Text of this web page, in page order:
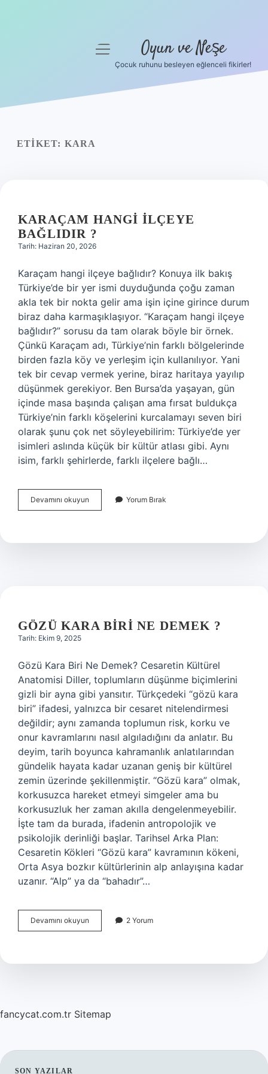
Yasal Uyarı
menüyü
Oyun ve Neşe
Çocuk ruhunu besleyen eğlenceli fikirler!
ETIKET: KARA
KARAÇAM HANGI ILÇEYE
BAĞLIDIR ?
Tarih: Haziran 20, 2026
Karaçam hangi ilçeye bağlıdır? Konuya ilk bakış
Türkiye’de bir yer ismi duyduğunda çoğu zaman
akla tek bir nokta gelir ama işin içine girince durum
biraz daha karmaşıklaşıyor. “Karaçam hangi ilçeye
bağlıdır?” sorusu da tam olarak böyle bir örnek.
Çünkü Karaçam adı, Türkiye’nin farklı bölgelerinde
birden fazla köy ve yerleşim için kullanılıyor. Yani
tek bir cevap vermek yerine, biraz haritaya yayılıp
düşünmek gerekiyor. Ben Bursa’da yaşayan, gün
içinde masa başında çalışan ama fırsat buldukça
Türkiye’nin farklı köşelerini kurcalamayı seven biri
olarak şunu çok net söyleyebilirim: Türkiye’de yer
isimleri aslında küçük bir kültür atlası gibi. Aynı
isim, farklı şehirlerde, farklı ilçelere bağlı…
Devamını okuyun Karaçam
hangi
?
Yorum Bırak
GÖZÜ KARA BIRI NE DEMEK ?
Tarih: Ekim 9, 2025
Gözü Kara Biri Ne Demek? Cesaretin Kültürel
Anatomisi Diller, toplumların düşünme biçimlerini
gizli bir ayna gibi yansıtır. Türkçedeki “gözü kara
biri” ifadesi, yalnızca bir cesaret nitelendirmesi
değildir; aynı zamanda toplumun risk, korku ve
onur kavramlarını nasıl algıladığını da anlatır. Bu
deyim, tarih boyunca kahramanlık anlatılarından
gündelik hayata kadar uzanan geniş bir kültürel
zemin üzerinde şekillenmiştir. “Gözü kara” olmak,
korkusuzca hareket etmeyi simgeler ama bu
korkusuzluk her zaman akılla dengelenmeyebilir.
İşte tam da burada, ifadenin antropolojik ve
psikolojik derinliği başlar. Tarihsel Arka Plan:
Cesaretin Kökleri “Gözü kara” kavramının kökeni,
Orta Asya bozkır kültürlerinin alp anlayışına kadar
uzanır. “Alp” ya da “bahadır”…
Devamını okuyun
kara
demek
2 Yorum
fancycat.com.tr Sitemap
SON YAZILAR